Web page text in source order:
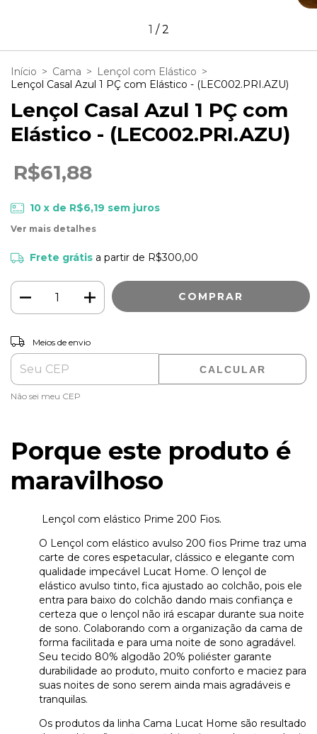
1 /2
Início > Cama > Lençol com Elástico >
Lençol Casal Azul 1 PÇ com Elástico - (LEC002.PRI.AZU)
Lençol Casal Azul 1 PÇ com
Elástico - (LEC002.PRI.AZU)
R$61,88
10 x de R$6,19 sem juros
Ver mais detalhes
Frete grátis a partir de R$300,00
Entregas para o CEP:
Meios de envio
CALCULAR
Não sei meu CEP
Porque este produto é
maravilhoso
Lençol com elástico Prime 200 Fios.
O Lençol com elástico avulso 200 fios Prime traz uma
carte de cores espetacular, clássico e elegante com
qualidade impecável Lucat Home. O lençol de
elástico avulso tinto, fica ajustado ao colchão, pois ele
entra para baixo do colchão dando mais confiança e
certeza que o lençol não irá escapar durante sua noite
de sono. Colaborando com a organização da cama de
forma facilitada e para uma noite de sono agradável.
Seu tecido 80% algodão 20% poliéster garante
durabilidade ao produto, muito conforto e maciez para
suas noites de sono serem ainda mais agradáveis e
tranquilas.
Os produtos da linha Cama Lucat Home são resultado